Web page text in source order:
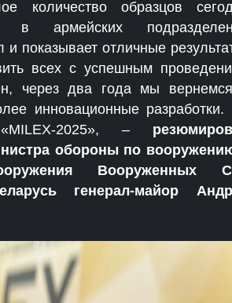
количество образцов
в армейских
и показывает отличные
всех с успешным
через два года мы
инновационные разработки.
2025», –
обороны по
Вооруженных
генерал-майор